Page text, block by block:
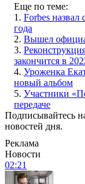
Еще по теме:
1. Forbes
года
2. Вышел
3.
закончится в
4. Уроженка
новый альбом
5. Участники
передаче
Подписывайтесь
новостей дня.
Реклама
Новости
02:21